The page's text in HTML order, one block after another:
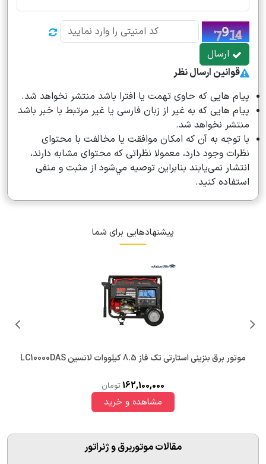
ارسال
قوانین ارسال نظر
پیام هایی که حاوی تهمت یا افترا باشد منتشر نخواهد شد.
پیام هایی که به غیر از زبان فارسی یا غیر مرتبط با خبر باشد
منتشر نخواهد شد.
با توجه به آن که امکان موافقت یا مخالفت با محتوای
نظرات وجود دارد، معمولا نظراتی که محتوای مشابه دارند،
انتشار نمی‌یابند بنابراین توصيه مي‌شود از مثبت و منفی
استفاده کنید.
پیشنهادهایی برای شما
موتور برق بنزینی استارتی تک فاز 8.5 کیلووات لانسین LC10000DAS
162,100,000 تومان
مقالات موتوربرق و ژنراتور